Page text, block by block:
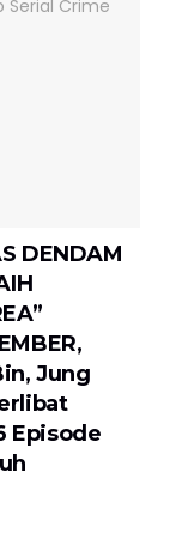
DENDAM
Jung
Episode